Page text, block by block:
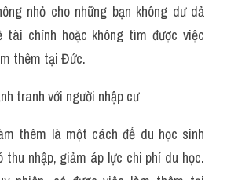
nhỏ cho những bạn không dư dả
tài chính hoặc không tìm được việc
thêm tại Đức.
tranh với người nhập cư
thêm là một cách để du học sinh
thu nhập, giảm áp lực chi phí du học.